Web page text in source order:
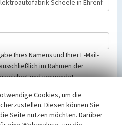
Ihres Namens und Ihrer E-Mail-
im Rahmen der
und verwendet.
der Vorschriften des
NRW und der seit
Datenschutzgrundverordnung
beachten Sie bitte unsere
Cookies, um die
Diesen können Sie
Seite nutzen möchten. Darüber